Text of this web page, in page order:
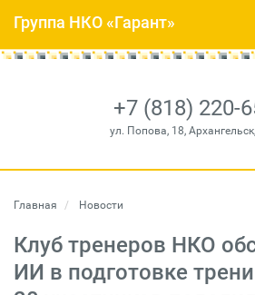
+7 (818) 220-
ул. Попова, 18,
Группа НКО «Гарант»
Главная Новости
Клуб тренеров НКО
ИИ в подготовке